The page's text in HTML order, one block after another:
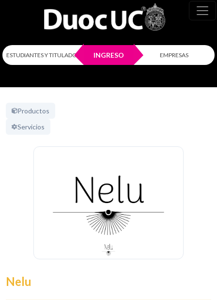
ESTUDIANTES Y TITULADOS INGRESO EMPRESAS
Productos
Servicios
Nelu